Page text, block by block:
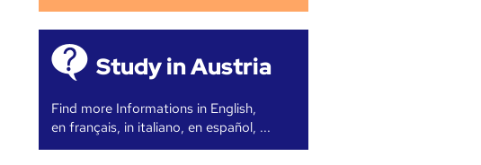
Study in Austria
Find more Informations in English,
en français, in italiano, en español, ...